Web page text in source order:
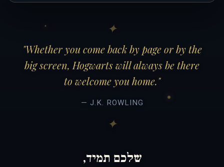
"Whether you come back by page or by the
big screen, Hogwarts will always be there
to welcome you home."
— J.K. ROWLING
שלכם תמיד,